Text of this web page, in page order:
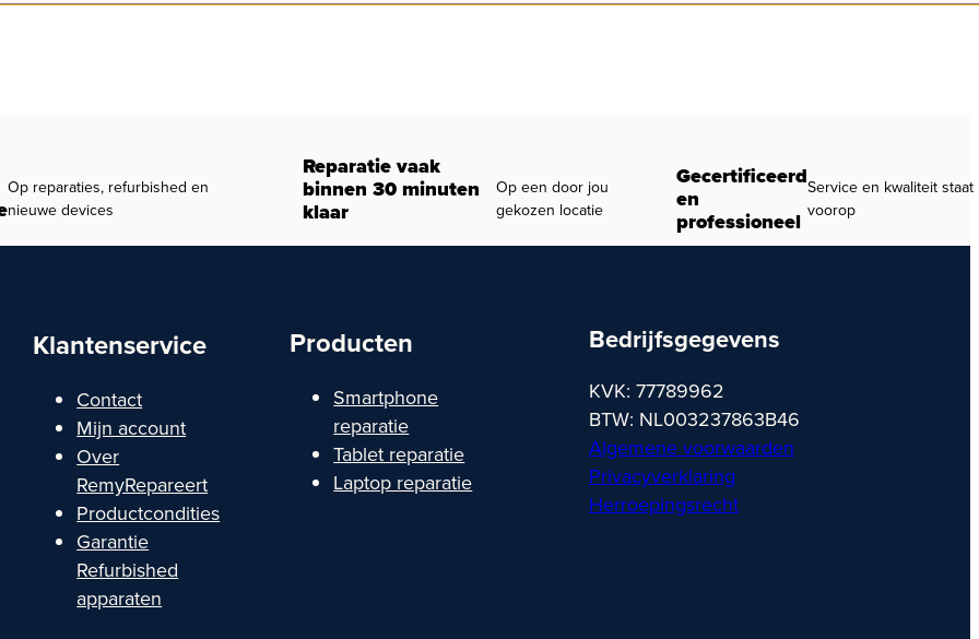
Op reparaties, refurbished en
nieuwe devices
Reparatie vaak
binnen 30 minuten
klaar
Op een door jou
gekozen locatie
Gecertificeerd
en
professioneel
Service en kwaliteit staat
voorop
Klantenservice
Contact
Mijn account
Over
RemyRepareert
Productcondities
Garantie
Refurbished
apparaten
Producten
Smartphone
reparatie
Tablet reparatie
Laptop reparatie
Bedrijfsgegevens
KVK: 77789962
BTW: NL003237863B46
Algemene voorwaarden
Privacyverklaring
Herroepingsrecht